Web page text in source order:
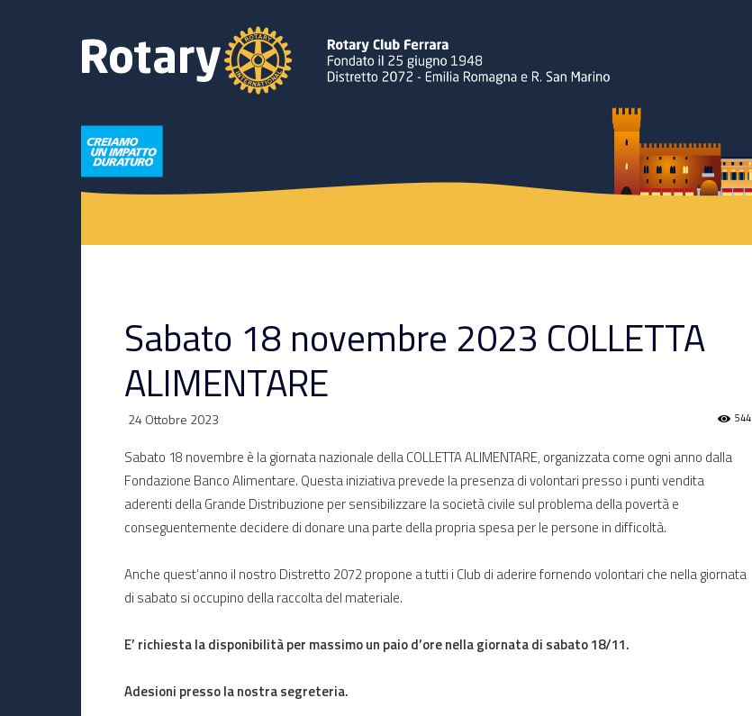
Sabato 18 novembre 2023 COLLETTA
ALIMENTARE
24 Ottobre 2023 544
Sabato 18 novembre è la giornata nazionale della COLLETTA ALIMENTARE, organizzata come ogni anno dalla
Fondazione Banco Alimentare. Questa iniziativa prevede la presenza di volontari presso i punti vendita
aderenti della Grande Distribuzione per sensibilizzare la società civile sul problema della povertà e
conseguentemente decidere di donare una parte della propria spesa per le persone in difficoltà.
Anche quest’anno il nostro Distretto 2072 propone a tutti i Club di aderire fornendo volontari che nella giornata
di sabato si occupino della raccolta del materiale.
E’ richiesta la disponibilità per massimo un paio d’ore nella giornata di sabato 18/11.
Adesioni presso la nostra segreteria.